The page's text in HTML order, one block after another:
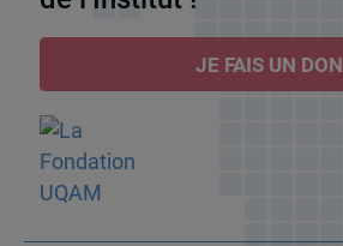
JE FAIS UN DON